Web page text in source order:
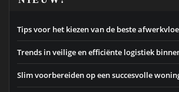
Tips voor het kiezen van de beste
Trends in veilige en efficiënte logistiek
Slim voorbereiden op een succesvolle